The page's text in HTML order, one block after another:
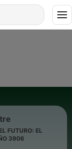
FUTURO: EL
3906